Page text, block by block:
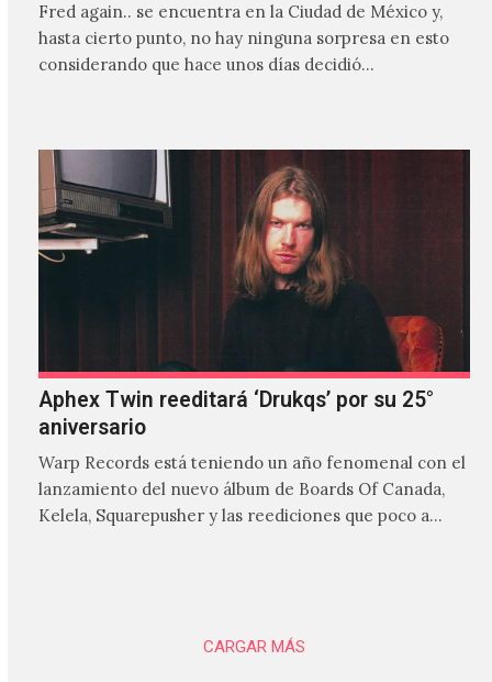
Fred again.. se encuentra en la Ciudad de México y,
hasta cierto punto, no hay ninguna sorpresa en esto
considerando que hace unos días decidió…
Aphex Twin reeditará ‘Drukqs’ por su 25°
aniversario
Warp Records está teniendo un año fenomenal con el
lanzamiento del nuevo álbum de Boards Of Canada,
Kelela, Squarepusher y las reediciones que poco a…
CARGAR MÁS